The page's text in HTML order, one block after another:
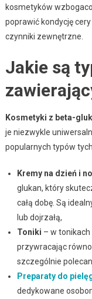
kosmetyków
poprawić kondycję
czynniki zewnętrzne.
Jakie są
Kosmetyki z beta-
je niezwykle
popularnych typów
Kremy na dzień i
glukan, który
całą dobę. Są
lub dojrzałą,
Toniki – w tonikach
przywracając
szczególnie
Preparaty do
dedykowane